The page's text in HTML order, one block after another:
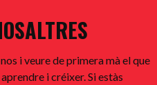
i veure de primera mà el que
i créixer. Si estàs